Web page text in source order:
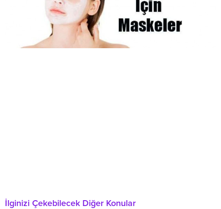
İlginizi Çekebilecek Diğer Konular